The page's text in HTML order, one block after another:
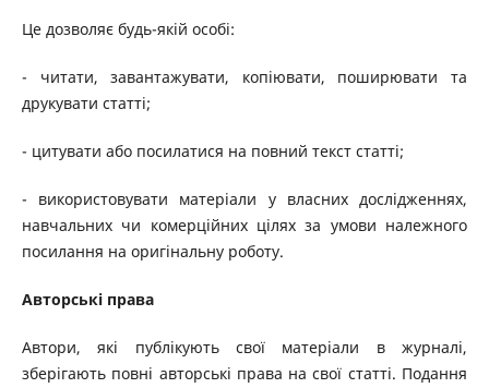
Це дозволяє будь-якій особі:
- читати, завантажувати, копіювати, поширювати та
друкувати статті;
- цитувати або посилатися на повний текст статті;
- використовувати матеріали у власних дослідженнях,
навчальних чи комерційних цілях за умови належного
посилання на оригінальну роботу.
Авторські права
Автори, які публікують свої матеріали в журналі,
зберігають повні авторські права на свої статті. Подання